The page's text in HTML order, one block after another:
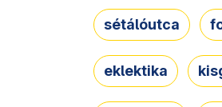
sétálóutca
eklektika